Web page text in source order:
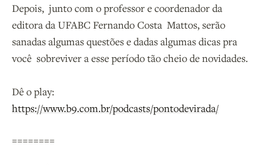
Depois, junto com o professor e coordenador da
editora da UFABC Fernando Costa Mattos, serão
sanadas algumas questões e dadas algumas dicas pra
você sobreviver a esse período tão cheio de novidades.
Dê o play:
https://www.b9.com.br/podcasts/pontodevirada/
========